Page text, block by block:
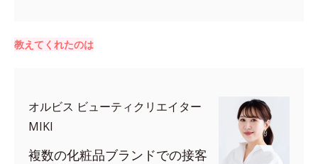
教えてくれたのは
オルビス ビューティクリエイター
MIKI
複数の化粧品ブランドでの接客